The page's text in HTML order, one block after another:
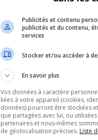
Publicités et contenu
publicités et du contenu,
services
Stocker et/ou accéder à
En savoir plus
Vos données à caractère
liées à votre appareil (cookies,
données) pourront être stockées
que partagées avec lui, ou
partenaires et nous-mêmes
de géolocalisation précises. Liste